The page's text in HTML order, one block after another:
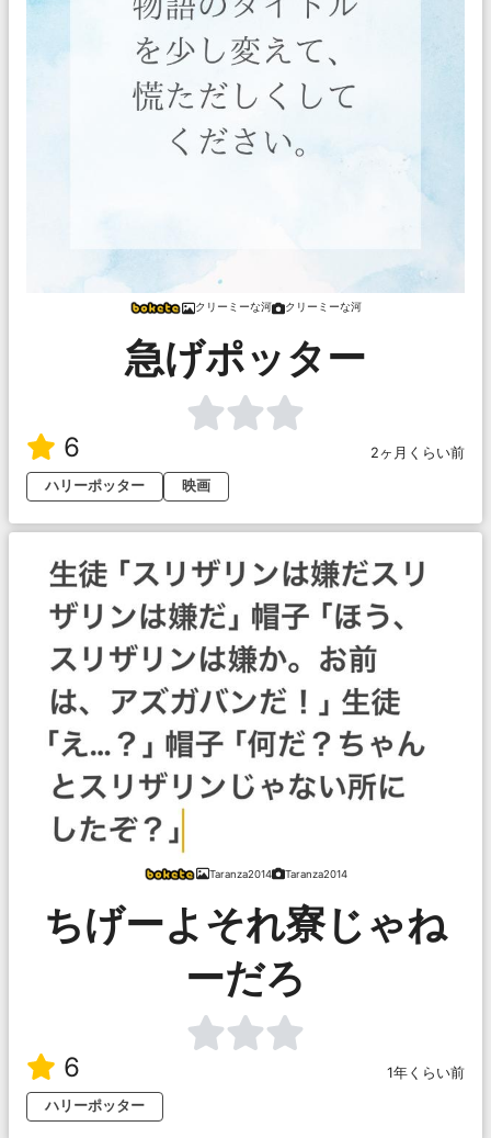
クリーミーな河 クリーミーな河
急げポッター
6
2ヶ月くらい前
ハリーポッター
映画
Taranza2014 Taranza2014
ちげーよそれ寮じゃね
ーだろ
6
1年くらい前
ハリーポッター